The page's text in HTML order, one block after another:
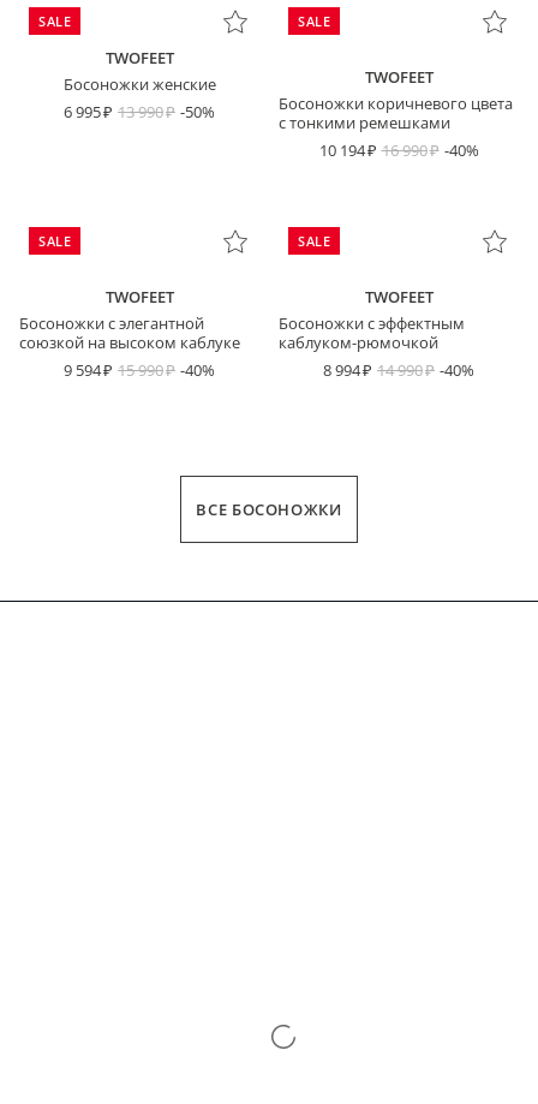
SALE
TWOFEET
Босоножки женские
6 995
13 990 -50%
SALE
TWOFEET
Босоножки коричневого цвета
с тонкими ремешками
10 194
16 990 -40%
SALE
TWOFEET
Босоножки с элегантной
союзкой на высоком каблуке
9 594
15 990 -40%
SALE
TWOFEET
Босоножки с эффектным
каблуком-рюмочкой
8 994
14 990 -40%
ВСЕ БОСОНОЖКИ